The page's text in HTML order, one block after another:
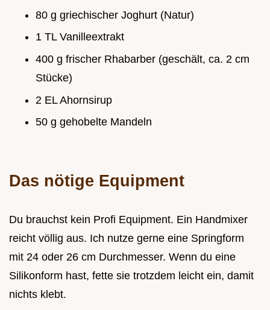
80 g griechischer Joghurt (Natur)
1 TL Vanilleextrakt
400 g frischer Rhabarber (geschält, ca. 2 cm
Stücke)
2 EL Ahornsirup
50 g gehobelte Mandeln
Das nötige Equipment
Du brauchst kein Profi Equipment. Ein Handmixer
reicht völlig aus. Ich nutze gerne eine Springform
mit 24 oder 26 cm Durchmesser. Wenn du eine
Silikonform hast, fette sie trotzdem leicht ein, damit
nichts klebt.